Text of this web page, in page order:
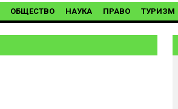
ОБЩЕСТВО НАУКА ПРАВО ТУРИЗМ